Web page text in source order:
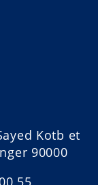
Kotb et
90000
55